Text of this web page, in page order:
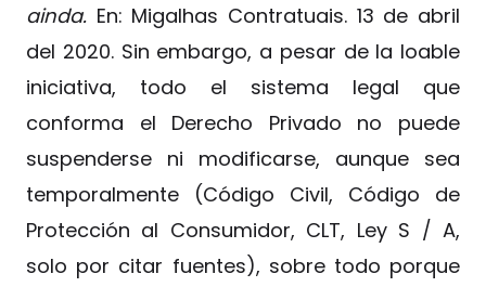
ainda. En: Migalhas Contratuais. 13 de abril
del 2020. Sin embargo, a pesar de la loable
iniciativa, todo el sistema legal que
conforma el Derecho Privado no puede
suspenderse ni modificarse, aunque sea
temporalmente (Código Civil, Código de
Protección al Consumidor, CLT, Ley S / A,
solo por citar fuentes), sobre todo porque